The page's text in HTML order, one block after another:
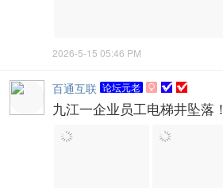
2026-5-15 05:46 PM
百通互联 论坛元老 
九江一企业员工电梯井坠落！